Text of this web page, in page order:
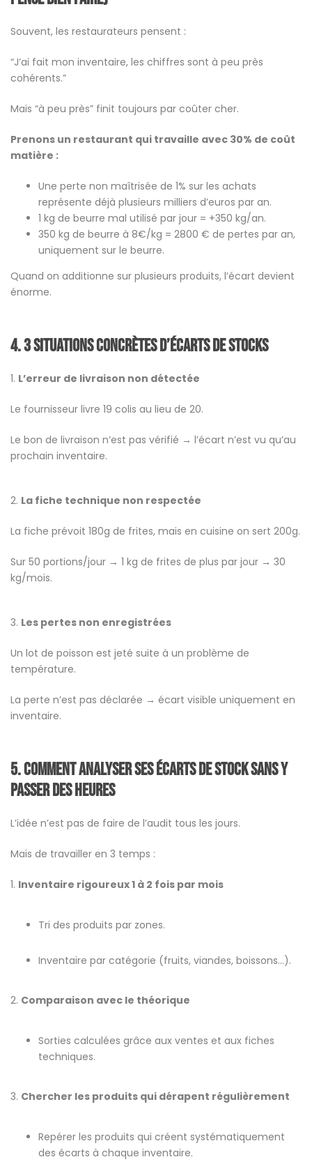
Souvent, les restaurateurs pensent :
“J’ai fait mon inventaire, les chiffres sont à peu près
cohérents.”
Mais “à peu près” finit toujours par coûter cher.
Prenons un restaurant qui travaille avec 30% de coût
matière :
Une perte non maîtrisée de 1% sur les achats
représente déjà plusieurs milliers d’euros par an.
1 kg de beurre mal utilisé par jour = +350 kg/an.
350 kg de beurre à 8€/kg = 2800 € de pertes par an,
uniquement sur le beurre.
Quand on additionne sur plusieurs produits, l’écart devient
énorme.
4.3 situations concrètes d’écarts de stocks
1. L’erreur de livraison non détectée
Le fournisseur livre 19 colis au lieu de 20.
Le bon de livraison n’est pas vérifié → l’écart n’est vu qu’au
prochain inventaire.
2. La fiche technique non respectée
La fiche prévoit 180g de frites, mais en cuisine on sert 200g.
Sur 50 portions/jour → 1 kg de frites de plus par jour → 30
kg/mois.
3. Les pertes non enregistrées
Un lot de poisson est jeté suite à un problème de
température.
La perte n’est pas déclarée → écart visible uniquement en
inventaire.
5.Comment analyser ses écarts de stock sans y
passer des heures
L’idée n’est pas de faire de l’audit tous les jours.
Mais de travailler en 3 temps :
1. Inventaire rigoureux 1 à 2 fois par mois
Tri des produits par zones.
Inventaire par catégorie (fruits, viandes, boissons…).
2. Comparaison avec le théorique
Sorties calculées grâce aux ventes et aux fiches
techniques.
3. Chercher les produits qui dérapent régulièrement
Repérer les produits qui créent systématiquement
des écarts à chaque inventaire.